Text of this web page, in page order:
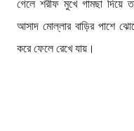
গেলে শরীফ মুখে গামছা দিয়ে
আসাদ মোল্লার বাড়ির পাশে
করে ফেলে রেখে যায়।